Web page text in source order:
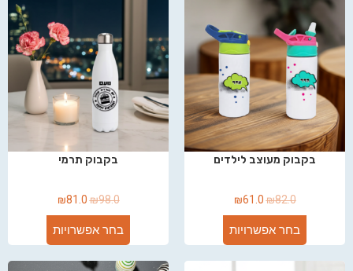
בקבוק מעוצב לילדים
₪82.0
₪61.0
בחר אפשרויות
בקבוק תרמי
₪98.0
₪81.0
בחר אפשרויות